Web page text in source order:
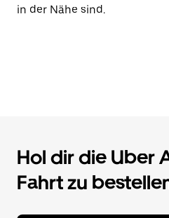
in der Nähe sind.
Hol dir die Uber
Fahrt zu